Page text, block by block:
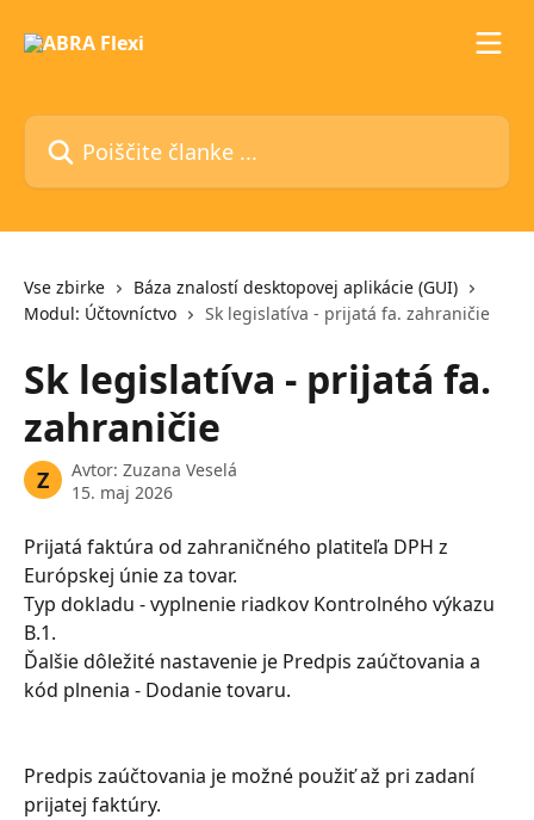
Poiščite članke ...
Vse zbirke
Báza znalostí desktopovej aplikácie (GUI)
Modul: Účtovníctvo
Sk legislatíva - prijatá fa. zahraničie
Sk legislatíva - prijatá fa.
zahraničie
Z Avtor: Zuzana Veselá
15. maj 2026
Prijatá faktúra od zahraničného platiteľa DPH z
Európskej únie za tovar.
Typ dokladu - vyplnenie riadkov Kontrolného výkazu
B.1.
Ďalšie dôležité nastavenie je Predpis zaúčtovania a
kód plnenia - Dodanie tovaru.
Predpis zaúčtovania je možné použiť až pri zadaní
prijatej faktúry.